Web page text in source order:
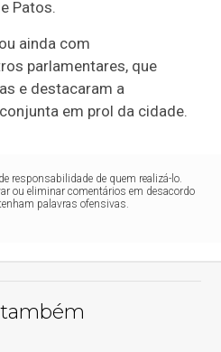
Patos.
ainda com
parlamentares, que
e destacaram a
em prol da cidade.
responsabilidade de quem realizá-lo.
ou eliminar comentários em desacordo
palavras ofensivas.